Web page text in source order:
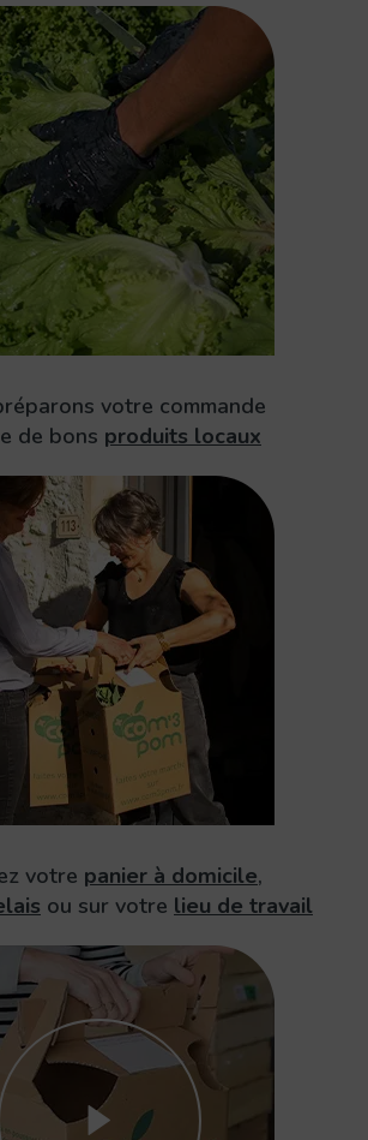
votre commande
de bons produits locaux
votre panier à domicile,
ou sur votre lieu de travail